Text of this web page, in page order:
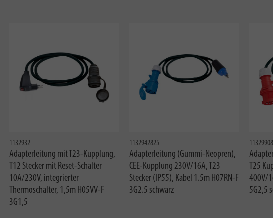
1132932
Adapterleitung mit T23-Kupplung,
T12 Stecker mit Reset-Schalter
10A/230V, integrierter
Thermoschalter, 1,5m H05VV-F
3G1,5
1132942825
Adapterleitung (Gummi-Neopren),
CEE-Kupplung 230V/16A, T23
Stecker (IP55), Kabel 1.5m H07RN-F
3G2.5 schwarz
T25
400V/
5G2,5